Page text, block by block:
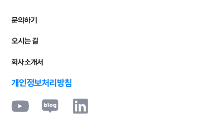
문의하기
오시는 길
회사소개서
개인정보처리방침